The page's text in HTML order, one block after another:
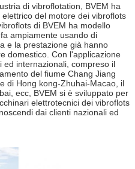
di vibroflotation, BVEM ha
del motore dei vibroflots
di BVEM ha modello
ampiamente usando di
e la prestazione già hanno
domestico. Con l'applicazione
ed internazionali, compreso il
del fiume Chang Jiang
di Hong kong-Zhuhai-Macao, il
ecc, BVEM si è sviluppato per
elettrotecnici dei vibroflots
dai clienti nazionali ed